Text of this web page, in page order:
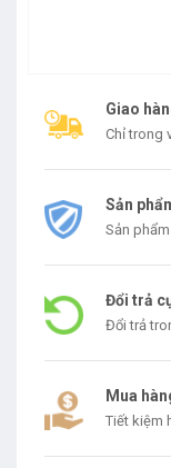
Giao
Chỉ trong
Sản
Sản
Đổi trả
Đổi trả
Mua
Tiết kiệm